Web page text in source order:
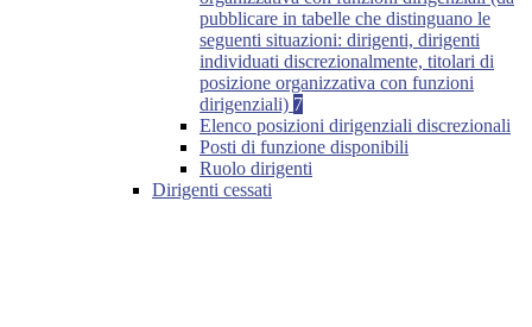
pubblicare in tabelle che distinguano le
seguenti situazioni: dirigenti, dirigenti
individuati discrezionalmente, titolari di
posizione organizzativa con funzioni
dirigenziali) 7
Elenco posizioni dirigenziali discrezionali
Posti di funzione disponibili
Ruolo dirigenti
Dirigenti cessati